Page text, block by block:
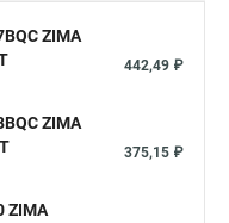
ZIMA
442,49 ₽
ZIMA
375,15 ₽
ZIMA